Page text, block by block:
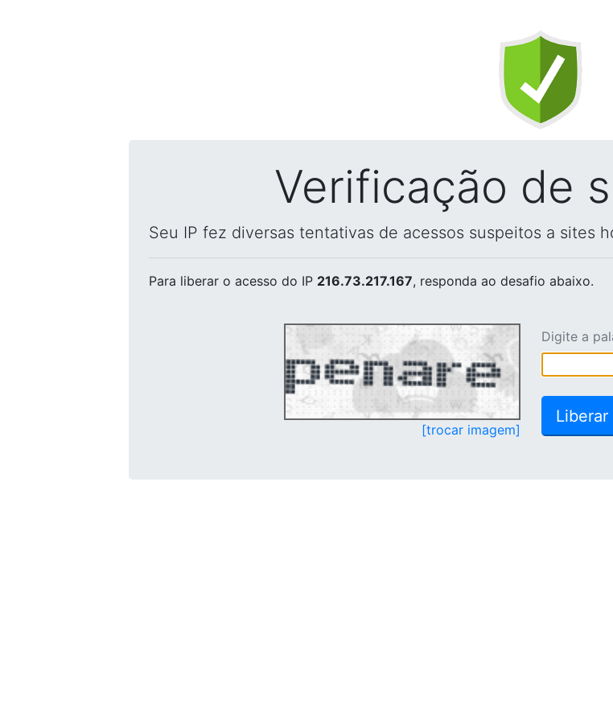
Verificação de
Seu IP fez diversas tentativas de acessos suspeitos a sites
Para liberar o acesso do IP 216.73.217.167, responda ao desafio abaixo.
[trocar imagem]
Digite a